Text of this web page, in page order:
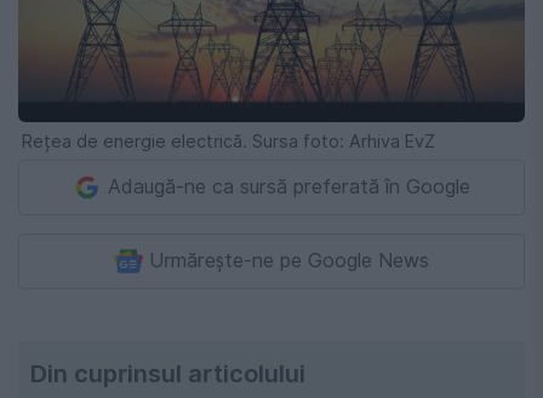
Rețea de energie electrică. Sursa foto: Arhiva EvZ
Adaugă-ne ca sursă preferată în Google
Urmărește-ne pe Google News
Din cuprinsul articolului